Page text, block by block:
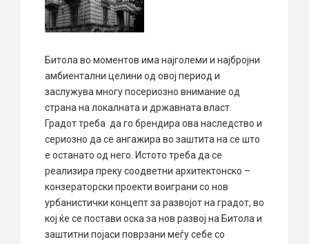
Битола во моментов има најголеми и најбројни
амбиентални целини од овој период и
заслужува многу посериозно внимание од
страна на локалната и државната власт.
Градот треба да го брендира ова наследство и
сериозно да се ангажира во заштита на се што
е останато од него. Истото треба да се
реализира преку соодветни архитектонско –
конзераторски проекти воиграни со нов
урбанистички концепт за развојот на градот, во
кој ќе се постави оска за нов развој на Битола и
заштитни појаси поврзани меѓу себе со